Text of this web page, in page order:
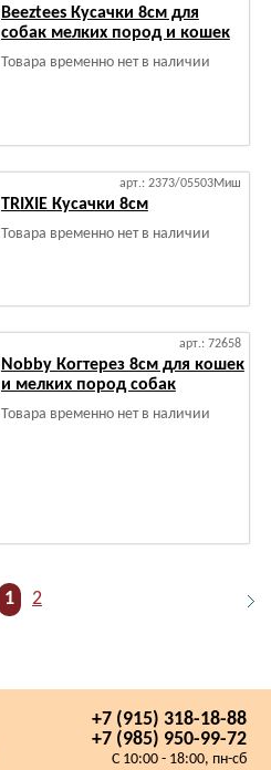
Beeztees Кусачки 8см для
собак мелких пород и кошек
Товара временно нет в наличии
арт.: 2373/05503Миш
TRIXIE Кусачки 8см
Товара временно нет в наличии
арт.: 72658
Nobby Когтерез 8см для кошек
и мелких пород собак
Товара временно нет в наличии
1 2
+7 (915) 318-18-88
+7 (985) 950-99-72
C 10:00 - 18:00, пн-сб